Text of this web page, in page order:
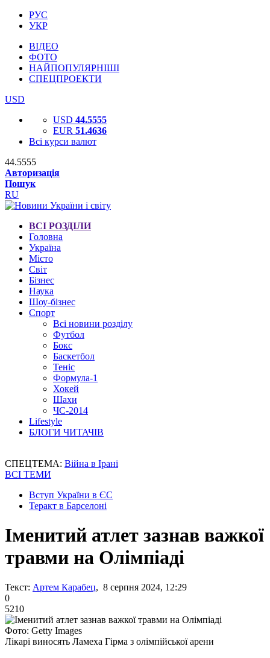
РУС
УКР
ВІДЕО
ФОТО
НАЙПОПУЛЯРНІШІ
СПЕЦПРОЕКТИ
USD
USD 44.5555
EUR 51.4636
Всі курси валют
44.5555
Авторизація
Пошук
RU
ВСІ РОЗДІЛИ
Головна
Україна
Місто
Світ
Бізнес
Наука
Шоу-бізнес
Спорт
Всі новини розділу
Футбол
Бокс
Баскетбол
Теніс
Формула-1
Хокей
Шахи
ЧС-2014
Lifestyle
БЛОГИ ЧИТАЧІВ
СПЕЦТЕМА: Війна в Ірані
ВСІ ТЕМИ
Вступ України в ЄС
Теракт в Барселоні
Іменитий атлет зазнав важкої
травми на Олімпіаді
Текст: Артем Карабец, 8 серпня 2024, 12:29
0
5210
Фото: Getty Images
Лікарі виносять Ламеха Гірма з олімпійської арени